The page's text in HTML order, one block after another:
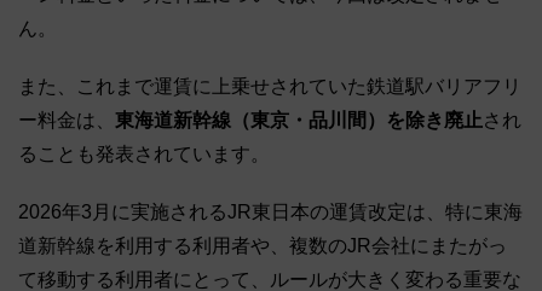
ん。
また、これまで運賃に上乗せされていた鉄道駅バリアフリ
ー料金は、 東海道新幹線（東京・品川間）を除き廃止され
ることも発表されています。
2026年3月に実施されるJR東日本の運賃改定は、特に東海
道新幹線を利用する利用者や、複数のJR会社にまたがっ
て移動する利用者にとって、ルールが大きく変わる重要な